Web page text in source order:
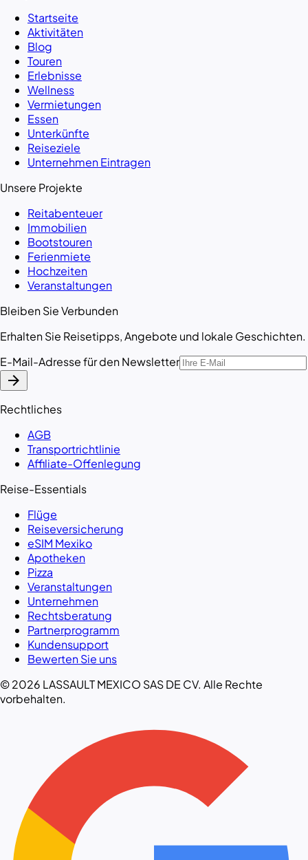
Startseite
Aktivitäten
Blog
Touren
Erlebnisse
Wellness
Vermietungen
Essen
Unterkünfte
Reiseziele
Unternehmen Eintragen
Unsere Projekte
Reitabenteuer
Immobilien
Bootstouren
Ferienmiete
Hochzeiten
Veranstaltungen
Bleiben Sie Verbunden
Erhalten Sie Reisetipps, Angebote und lokale Geschichten.
E-Mail-Adresse für den Newsletter
arrow_forward
Rechtliches
AGB
Transportrichtlinie
Affiliate-Offenlegung
Reise-Essentials
Flüge
Reiseversicherung
eSIM Mexiko
Apotheken
Pizza
Veranstaltungen
Unternehmen
Rechtsberatung
Partnerprogramm
Kundensupport
Bewerten Sie uns
© 2026 LASSAULT MEXICO SAS DE CV. Alle Rechte
vorbehalten.